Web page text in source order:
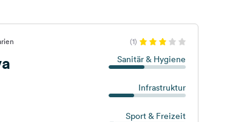
(1)
Sanitär & Hygiene
Infrastruktur
Sport & Freizeit